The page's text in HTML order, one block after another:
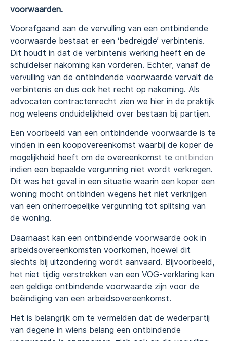
voorwaarden.
Voorafgaand aan de vervulling van een ontbindende
voorwaarde bestaat er een ‘bedreigde’ verbintenis.
Dit houdt in dat de verbintenis werking heeft en de
schuldeiser nakoming kan vorderen. Echter, vanaf de
vervulling van de ontbindende voorwaarde vervalt de
verbintenis en dus ook het recht op nakoming. Als
advocaten contractenrecht zien we hier in de praktijk
nog weleens onduidelijkheid over bestaan bij partijen.
Een voorbeeld van een ontbindende voorwaarde is te
vinden in een koopovereenkomst waarbij de koper de
mogelijkheid heeft om de overeenkomst te ontbinden
indien een bepaalde vergunning niet wordt verkregen.
Dit was het geval in een situatie waarin een koper een
woning mocht ontbinden wegens het niet verkrijgen
van een onherroepelijke vergunning tot splitsing van
de woning.
Daarnaast kan een ontbindende voorwaarde ook in
arbeidsovereenkomsten voorkomen, hoewel dit
slechts bij uitzondering wordt aanvaard. Bijvoorbeeld,
het niet tijdig verstrekken van een VOG-verklaring kan
een geldige ontbindende voorwaarde zijn voor de
beëindiging van een arbeidsovereenkomst.
Het is belangrijk om te vermelden dat de wederpartij
van degene in wiens belang een ontbindende